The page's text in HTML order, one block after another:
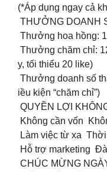
(*Áp dụng ngay cả
THƯỞNG DOANH
Thưởng hoa hồng:
Thưởng chăm chỉ:
y, tối thiểu 20 like)
Thưởng doanh số
iều kiện “chăm chỉ”)
QUYỀN LỢI
Không cần vốn
Làm việc từ xa
Hỗ trợ marketing
CHÚC MỪNG